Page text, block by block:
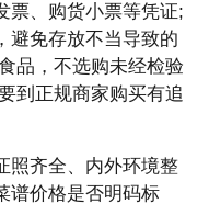
票、购货小票等凭证;
避免存放不当导致的
品，不选购未经检验
到正规商家购买有追
照齐全、内外环境整
谱价格是否明码标